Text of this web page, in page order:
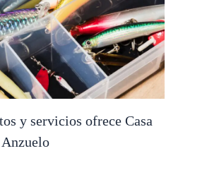
y servicios ofrece Casa
Anzuelo